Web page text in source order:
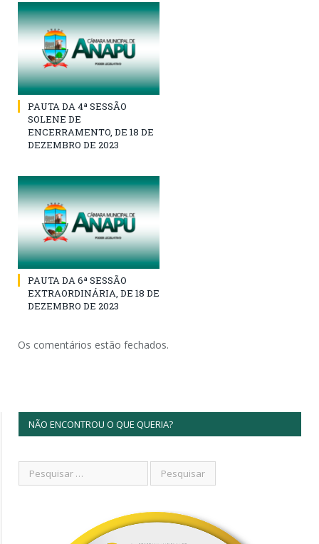
PAUTA DA 4ª SESSÃO
SOLENE DE
ENCERRAMENTO, DE 18 DE
DEZEMBRO DE 2023
PAUTA DA 6ª SESSÃO
EXTRAORDINÁRIA, DE 18 DE
DEZEMBRO DE 2023
Os comentários estão fechados.
NÃO ENCONTROU O QUE QUERIA?